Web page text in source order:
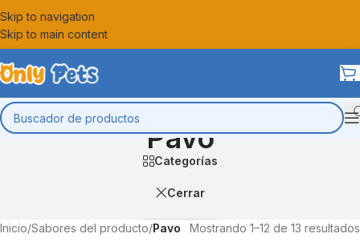
Skip to navigation
Skip to main content
Pavo
Categorías
Cerrar
Inicio/Sabores del producto/Pavo Mostrando 1–12 de 13 resultados